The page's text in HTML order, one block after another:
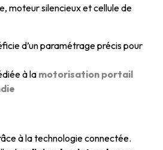
moteur silencieux et cellule de
d’un paramétrage précis pour
à la motorisation portail
à la technologie connectée.